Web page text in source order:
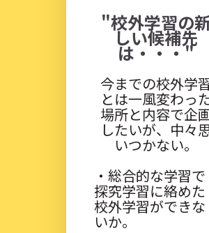
"校外学習の
しい候補先
は・・・"
今までの校外学
とは一風変わっ
場所と内容で企
したいが、中々
いつかない。
・総合的な学習で
探究学習に絡めた
校外学習ができな
いか。